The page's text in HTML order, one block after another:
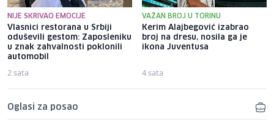
NIJE SKRIVAO EMOCIJE
Vlasnici restorana u Srbiji
oduševili gestom: Zaposleniku
u znak zahvalnosti poklonili
automobil
2 sata
VAŽAN BROJ U TORINU
Kerim Alajbegović izabrao
broj na dresu, nosila ga je
ikona Juventusa
4 sata
Oglasi za posao